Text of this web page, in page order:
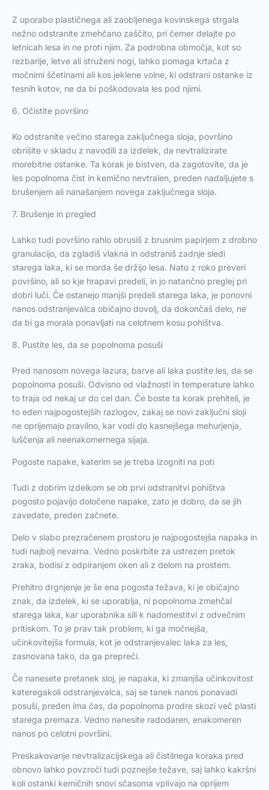
Z uporabo plastičnega ali zaobljenega kovinskega strgala
nežno odstranite zmehčano zaščito, pri čemer delajte po
letnicah lesa in ne proti njim. Za podrobna območja, kot so
rezbarije, letve ali struženi nogi, lahko pomaga krtača z
močnimi ščetinami ali kos jeklene volne, ki odstrani ostanke iz
tesnih kotov, ne da bi poškodovala les pod njimi.
6. Očistite površino
Ko odstranite večino starega zaključnega sloja, površino
obrišite v skladu z navodili za izdelek, da nevtralizirate
morebitne ostanke. Ta korak je bistven, da zagotovite, da je
les popolnoma čist in kemično nevtralen, preden nadaljujete s
brušenjem ali nanašanjem novega zaključnega sloja.
7. Brušenje in pregled
Lahko tudi površino rahlo obrusiš z brusnim papirjem z drobno
granulacijo, da zgladiš vlakna in odstraniš zadnje sledi
starega laka, ki se morda še držijo lesa. Nato z roko preveri
površino, ali so kje hrapavi predeli, in jo natančno preglej pri
dobri luči. Če ostanejo manjši predeli starega laka, je ponovni
nanos odstranjevalca običajno dovolj, da dokončaš delo, ne
da bi ga morala ponavljati na celotnem kosu pohištva.
8. Pustite les, da se popolnoma posuši
Pred nanosom novega lazura, barve ali laka pustite les, da se
popolnoma posuši. Odvisno od vlažnosti in temperature lahko
to traja od nekaj ur do cel dan. Če boste ta korak prehiteli, je
to eden najpogostejših razlogov, zakaj se novi zaključni sloji
ne oprijemajo pravilno, kar vodi do kasnejšega mehurjenja,
luščenja ali neenakomernega sijaja.
Pogoste napake, katerim se je treba izogniti na poti
Tudi z dobrim izdelkom se ob prvi odstranitvi pohištva
pogosto pojavijo določene napake, zato je dobro, da se jih
zavedate, preden začnete.
Delo v slabo prezračenem prostoru je najpogostejša napaka in
tudi najbolj nevarna. Vedno poskrbite za ustrezen pretok
zraka, bodisi z odpiranjem oken ali z delom na prostem.
Prehitro drgnjenje je še ena pogosta težava, ki je običajno
znak, da izdelek, ki se uporablja, ni popolnoma zmehčal
starega laka, kar uporabnika sili k nadomestitvi z odvečnim
pritiskom. To je prav tak problem, ki ga močnejša,
učinkovitejša formula, kot je odstranjevalec laka za les,
zasnovana tako, da ga prepreči.
Če nanesete pretanek sloj, je napaka, ki zmanjša učinkovitost
kateregakoli odstranjevalca, saj se tanek nanos ponavadi
posuši, preden ima čas, da popolnoma prodre skozi več plasti
starega premaza. Vedno nanesite radodaren, enakomeren
nanos po celotni površini.
Preskakovanje nevtralizacijskega ali čistilnega koraka pred
obnovo lahko povzroči tudi poznejše težave, saj lahko kakršni
koli ostanki kemičnih snovi sčasoma vplivajo na oprijem